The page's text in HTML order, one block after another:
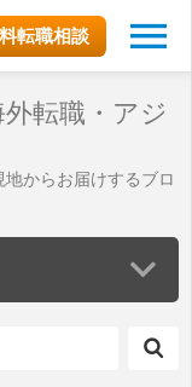
転職相談
転職・アジ
からお届けするブロ